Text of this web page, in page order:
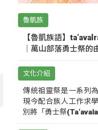
魯凱族
【魯凱族語】
｜萬山部落勇士祭的
文化介紹
傳統祖靈祭是一系列
現今配合族人工作求
別將「勇士祭